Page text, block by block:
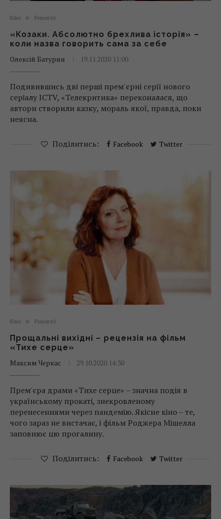
Кіно Рецензії
«Козаки. Абсолютно брехлива історія» –
коли назва говорить сама за себе
Олексій Батурин
19.11.2020 11:00
Подивившись дві перші прем'єрні серії нового
серіалу ICTV, «Телекритика» переконалася, що
автори створили казку, мораль якої, правда, поки
неясна.
Поділитись: Facebook Twitter
Кіно Рецензії
Прощальні вихідні – рецензія на фільм
«Тихе серце»
Максим Черкас
29.10.2020 14:30
Прем'єра драми «Тихе серце» – значна подія в
українському прокаті, знекровленому
перенесеннями через пандемію. Якісне кіно – те,
чого зараз не вистачає, і фільм Роджера Мішелла
заповнює цю прогалину.
Поділитись: Facebook Twitter